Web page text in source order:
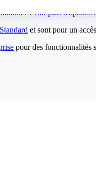
?Voir plus d'options
et sont pour un
pour des fonctionnalités